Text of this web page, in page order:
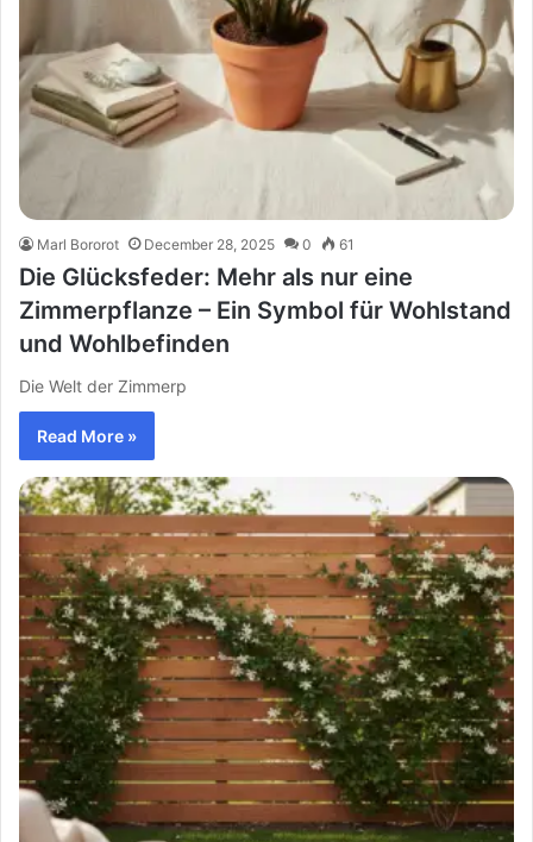
Marl Bororot December 28, 2025 0 61
Die Glücksfeder: Mehr als nur eine
Zimmerpflanze – Ein Symbol für Wohlstand
und Wohlbefinden
Die Welt der Zimmerp
Read More »